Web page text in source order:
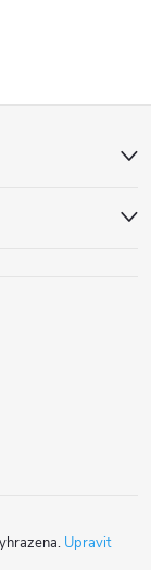
Upravit